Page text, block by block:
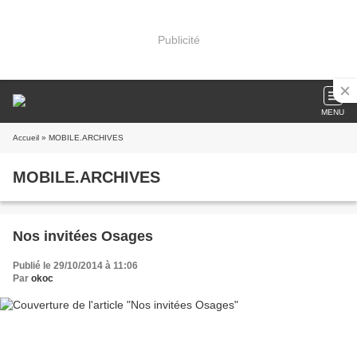
Publicité
MENU
Accueil » MOBILE.ARCHIVES
MOBILE.ARCHIVES
Nos invitées Osages
Publié le 29/10/2014 à 11:06
Par okoc